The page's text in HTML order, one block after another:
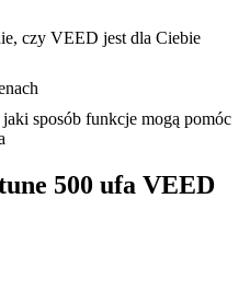
czy VEED jest dla Ciebie
sposób funkcje mogą pomóc
500 ufa VEED